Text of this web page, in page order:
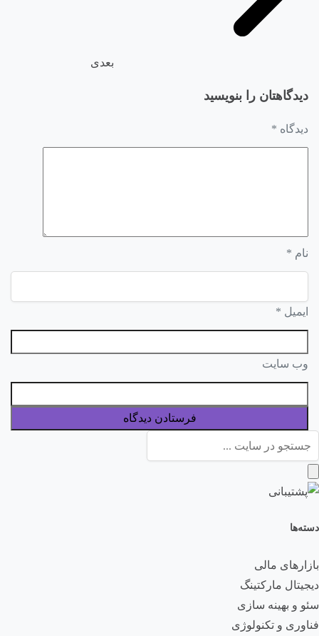
بعدی
دیدگاهتان را بنویسید
دیدگاه *
نام *
ایمیل *
وب‌ سایت
دسته‌ها
بازارهای مالی
دیجیتال مارکتینگ
سئو و بهینه سازی
فناوری و تکنولوژی